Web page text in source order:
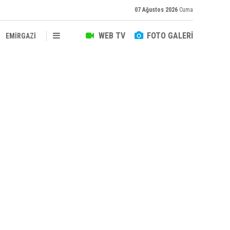
07 Ağustos 2026 Cuma
WEB TV FOTO GALERİ
EMİRGAZİ